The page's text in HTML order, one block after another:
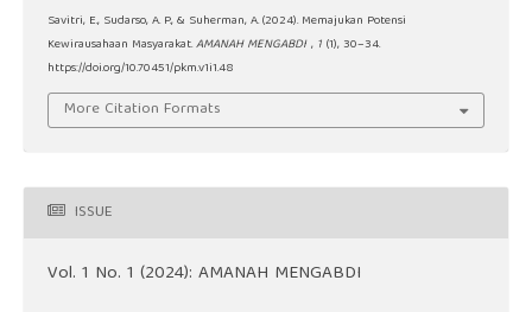
Savitri, E., Sudarso, A. P., & Suherman, A. (2024). Memajukan Potensi
Kewirausahaan Masyarakat.AMANAH MENGABDI , 1 (1), 30–34.
https://doi.org/10.70451/pkm.v1i1.48
More Citation Formats
ISSUE
Vol. 1 No. 1 (2024): AMANAH MENGABDI